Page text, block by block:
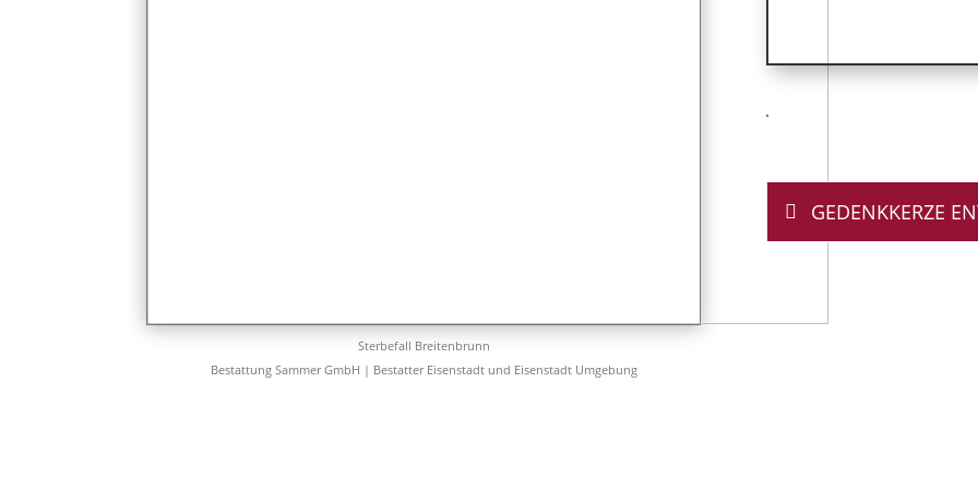
Sterbefall Breitenbrunn
Bestattung Sammer GmbH | Bestatter Eisenstadt und Eisenstadt Umgebung
GEDENKKERZE